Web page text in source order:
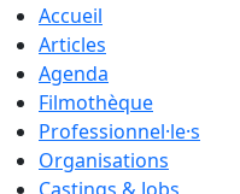
Accueil
Articles
Agenda
Filmothèque
Professionnel·le·s
Organisations